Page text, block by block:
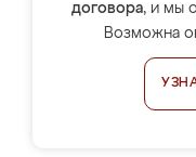
договора, и мы
Возможна